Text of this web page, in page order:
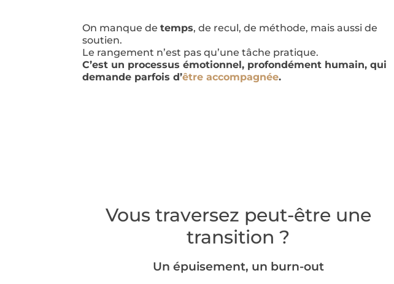
On manque detemps, de recul, de méthode, mais aussi de
soutien.
Le rangement n’est pas qu’une tâche pratique.
C’est un processus émotionnel, profondément humain, qui
demande parfois d’être accompagnée.
Vous traversez peut-être une
transition ?
Un épuisement, un burn-out